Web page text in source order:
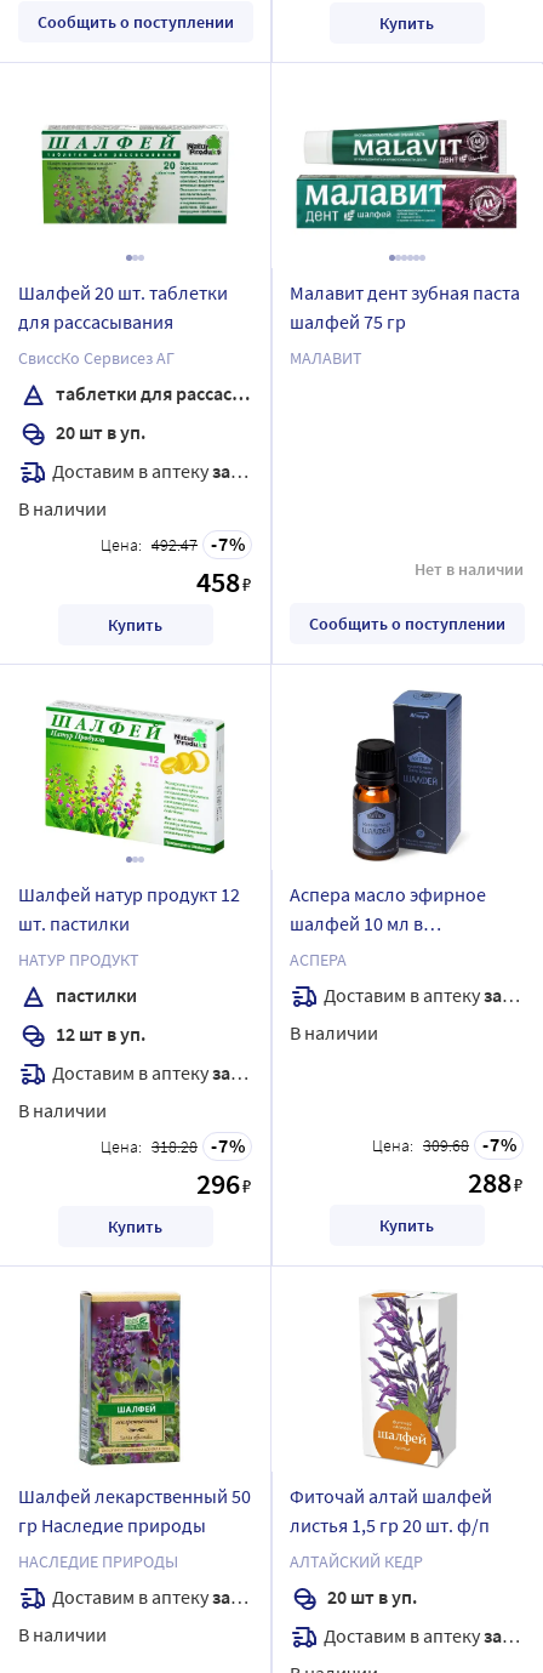
Сообщить о поступлении Купить
Шалфей 20 шт. таблетки
для рассасывания
СвиссКо Сервисез АГ
таблетки для рассасывания
20 шт в уп.
Доставим в аптекузавтра
В наличии
Цена: 492.47 7
458₽
Купить
Малавит дент зубная паста
шалфей 75 гр
МАЛАВИТ
Нет в наличии
Сообщить о поступлении
Шалфей натур продукт 12
шт. пастилки
НАТУР ПРОДУКТ
пастилки
12 шт в уп.
Доставим в аптекузавтра
В наличии
Цена: 318.28 7
296₽
Купить
Аспера масло эфирное
шалфей 10 мл в
индивидуальной упаковке
АСПЕРА
Доставим в аптекузавтра
В наличии
Цена: 309.68 7
288₽
Купить
Шалфей лекарственный 50
гр Наследие природы
НАСЛЕДИЕ ПРИРОДЫ
Доставим в аптекузавтра
В наличии
Фиточай алтай шалфей
листья 1,5 гр 20 шт. ф/п
АЛТАЙСКИЙ КЕДР
20 шт в уп.
Доставим в аптекузавтра